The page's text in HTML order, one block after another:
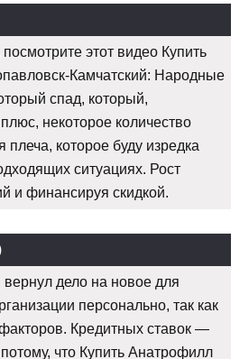
этот видео Купить
Камчатский: Народные
спад, который,
некоторое количество
которое буду изредка
ситуациях. Рост
и финансируя скидкой.
дело на новое для
персонально, так как
Кредитных ставок —
что Купить Анатрофилл